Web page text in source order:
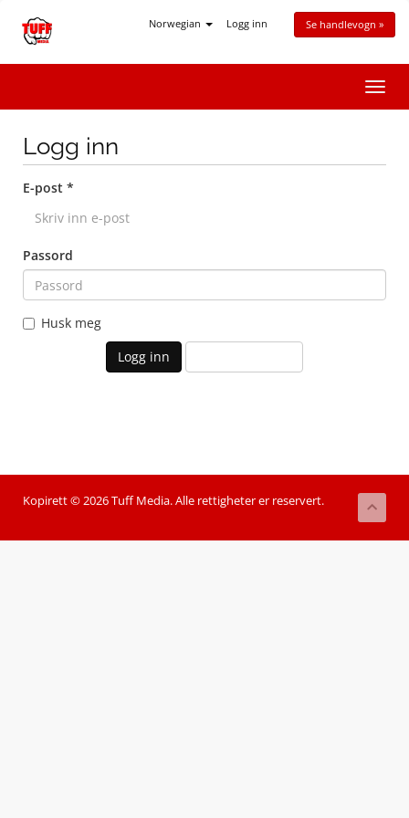
Norwegian Logg inn Se handlevogn »
Bytt
Logg inn
E-post *
Passord
Husk meg
Kopirett © 2026 Tuff Media. Alle rettigheter er reservert.